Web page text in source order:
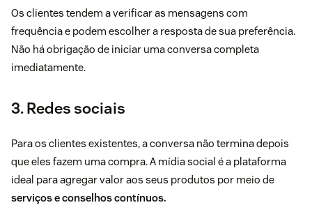
Os clientes tendem a verificar as mensagens com
frequência e podem escolher a resposta de sua preferência.
Não há obrigação de iniciar uma conversa completa
imediatamente.
3. Redes sociais
Para os clientes existentes, a conversa não termina depois
que eles fazem uma compra. A mídia social é a plataforma
ideal paraagregar valor aos seus produtos por meio de
serviços e conselhos contínuos.